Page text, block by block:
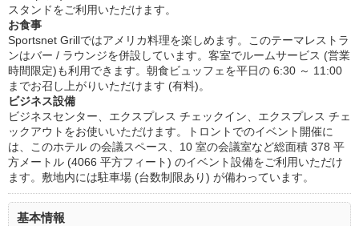
スタンドをご利用いただけます。
お食事
Sportsnet Grillではアメリカ料理を楽しめます。このテーマレストラ
ンはバー / ラウンジを併設しています。客室でルームサービス (営業
時間限定)も利用できます。朝食ビュッフェを平日の 6:30 ～ 11:00
までお召し上がりいただけます (有料)。
ビジネス設備
ビジネスセンター、エクスプレス チェックイン、エクスプレス チェ
ックアウトをお使いいただけます。トロントでのイベント開催に
は、このホテル の会議スペース、10 室の会議室など総面積 378 平
方メートル (4066 平方フィート) のイベント設備をご利用いただけ
ます。敷地内には駐車場 (台数制限あり) が備わっています。
基本情報